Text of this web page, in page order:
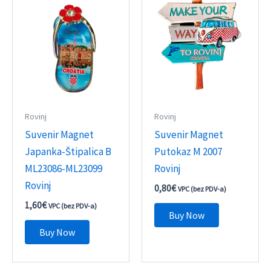
Rovinj
Suvenir Magnet
Japanka-Štipalica B
ML23086-ML23099
Rovinj
1,60€ VPC (bez PDV-a)
Buy Now
Rovinj
Suvenir Magnet
Putokaz M 2007
Rovinj
0,80€ VPC (bez PDV-a)
Buy Now